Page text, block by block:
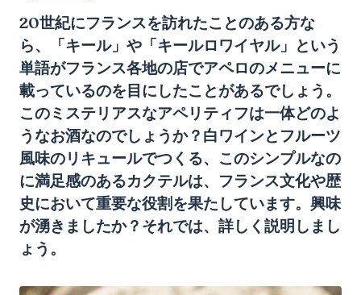
20世紀にフランスを訪れたことのある方な
ら、「キール」や「キールロワイヤル」という
単語がフランス各地の店でアペロのメニューに
載っているのを目にしたことがあるでしょう。
このミステリアスなアペリティフは一体どのよ
うなお酒なのでしょうか？白ワインとフルーツ
風味のリキュールでつくる、このシンプルなの
に満足感のあるカクテルは、フランス文化や歴
史において重要な役割を果たしています。興味
が湧きましたか？それでは、詳しく説明しまし
ょう。